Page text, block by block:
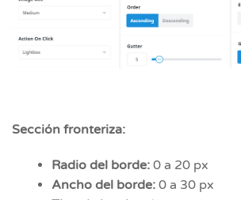
Sección fronteriza:
Radio del borde: 0 a 20 px
Ancho del borde: 0 a 30 px